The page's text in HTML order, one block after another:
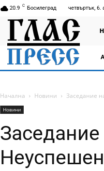
20.9 C Босилеград четвъртък, 6.
Начална Новини Заседание
Новини